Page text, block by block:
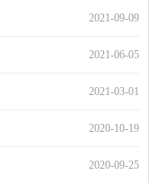
2021-09-09
2021-06-05
2021-03-01
2020-10-19
2020-09-25